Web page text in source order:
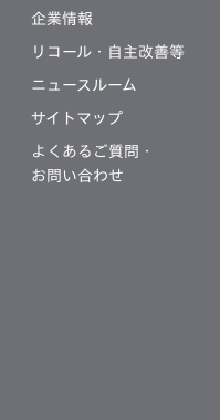
企業情報
リコール・自主改善等
ニュースルーム
サイトマップ
よくあるご質問・
お問い合わせ